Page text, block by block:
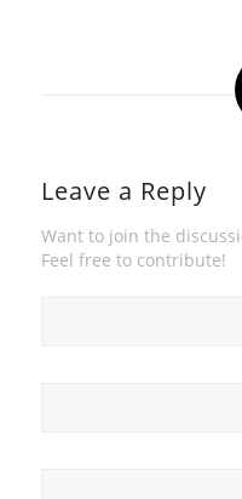
Leave a Reply
Want to join the
Feel free to contribute!